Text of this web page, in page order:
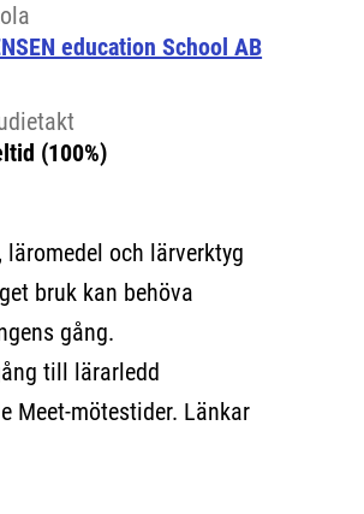
education School AB
(100%)
och lärverktyg
bruk kan behöva
gång.
till lärarledd
Meet-mötestider. Länkar